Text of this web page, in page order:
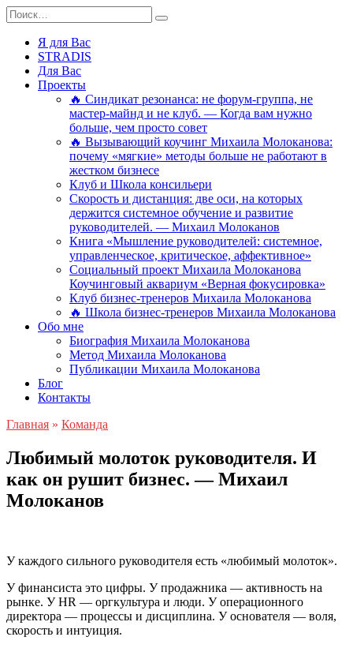
Перейти
к
содержанию
Search
for:
Я для Вас
STRADIS
Для Вас
Проекты
🔥 Синдикат резонанса: не форум-группа, не
мастер-майнд и не клуб. — Когда вам нужно
больше, чем просто совет
🔥 Вызывающий коучинг Михаила Молоканова:
почему «мягкие» методы больше не работают в
жестком бизнесе
Клуб и Школа консильери
Скорость и дистанция: две оси, на которых
держится системное обучение и развитие
руководителей. — Михаил Молоканов
Книга «Мышление руководителей: системное,
управленческое, критическое, аффективное»
Социальный проект Михаила Молоканова
Коучинговый аквариум «Верная фокусировка»
Клуб бизнес-тренеров Михаила Молоканова
🔥 Школа бизнес-тренеров Михаила Молоканова
Обо мне
Биография Михаила Молоканова
Метод Михаила Молоканова
Публикации Михаила Молоканова
Блог
Контакты
Главная » Команда
Любимый молоток руководителя. И
как он рушит бизнес. — Михаил
Молоканов
У каждого сильного руководителя есть «любимый молоток».
У финансиста это цифры. У продажника — активность на
рынке. У HR — оргкультура и люди. У операционного
директора — процессы и дисциплина. У основателя — воля,
скорость и интуиция.